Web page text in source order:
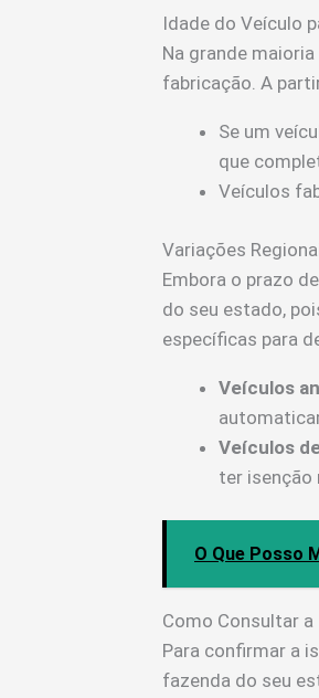
Idade do Veículo
Na grande
fabricação. A
Se um
que
Veículos
Variações
Embora o prazo
do seu estado,
específicas para
Veículos
Veículos
ter isenção
O Que Posso
Como Consultar a
Para confirmar a
fazenda do seu